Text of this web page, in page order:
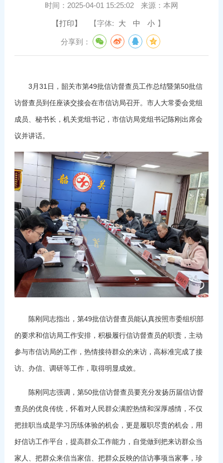
时间： 2025-04-01 15:25:02 来源： 本网
【打印】 【字体: 大 中 小 】
分享到：
3月31日，韶关市第49批信访督查员工作总结暨第50批信
访督查员到任座谈交接会在市信访局召开。市人大常委会党组
成员、秘书长，机关党组书记，市信访局党组书记陈刚出席会
议并讲话。
陈刚同志指出，第49批信访督查员能认真按照市委组织部
的要求和信访局工作安排，积极履行信访督查员的职责，主动
参与市信访局的工作，热情接待群众的来访，高标准完成了接
访、办信、调研等工作，取得明显成效。
陈刚同志强调，第50批信访督查员要充分发扬历届信访督
查员的优良传统，怀着对人民群众满腔热情和深厚感情，不仅
把挂职当成是学习历练体验的机会，更是履职尽责的机会，用
好信访工作平台，提高群众工作能力，自觉做到把来访群众当
家人、把群众来信当家信、把群众反映的信访事项当家事，珍